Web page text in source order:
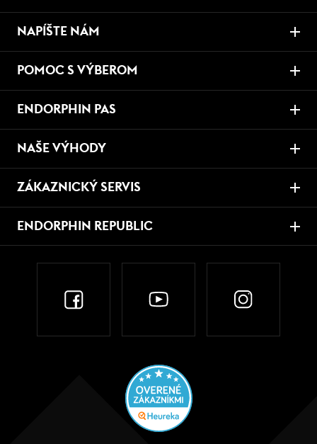
NAPÍŠTE NÁM
POMOC S VÝBEROM
ENDORPHIN PAS
NAŠE VÝHODY
ZÁKAZNICKÝ SERVIS
ENDORPHIN REPUBLIC